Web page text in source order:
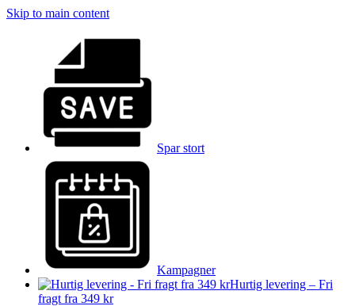
Skip to main content
Spar stort
Kampagner
Hurtig levering – Fri
fragt fra 349 kr